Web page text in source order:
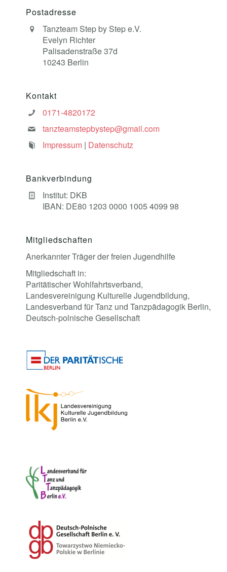
Postadresse
Tanzteam Step by Step e.V.
Evelyn Richter
Palisadenstraße 37d
10243 Berlin
Kontakt
0171-4820172
tanzteamstepbystep@gmail.com
Impressum | Datenschutz
Bankverbindung
Institut: DKB
IBAN: DE80 1203 0000 1005 4099 98
Mitgliedschaften
Anerkannter Träger der freien Jugendhilfe
Mitgliedschaft in:
Paritätischer Wohlfahrtsverband,
Landesvereinigung Kulturelle Jugendbildung,
Landesverband für Tanz und Tanzpädagogik Berlin,
Deutsch-polnische Gesellschaft